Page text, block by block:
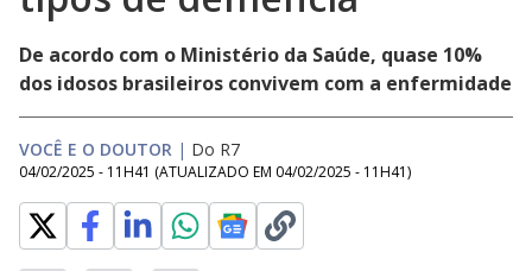
De acordo com o Ministério da Saúde, quase 10%
dos idosos brasileiros convivem com a enfermidade
VOCÊ E O DOUTOR | Do R7
04/02/2025 - 11H41 (ATUALIZADO EM 04/02/2025 - 11H41)